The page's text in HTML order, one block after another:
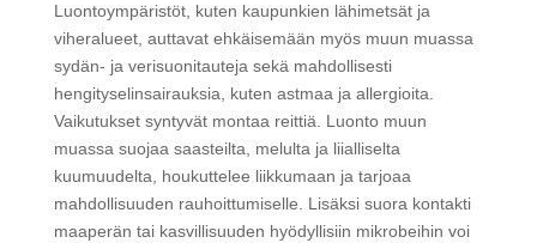
Luontoympäristöt, kuten kaupunkien lähimetsät ja
viheralueet, auttavat ehkäisemään myös muun muassa
sydän- ja verisuonitauteja sekä mahdollisesti
hengityselinsairauksia, kuten astmaa ja allergioita.
Vaikutukset syntyvät montaa reittiä. Luonto muun
muassa suojaa saasteilta, melulta ja liialliselta
kuumuudelta, houkuttelee liikkumaan ja tarjoaa
mahdollisuuden rauhoittumiselle. Lisäksi suora kontakti
maaperän tai kasvillisuuden hyödyllisiin mikrobeihin voi